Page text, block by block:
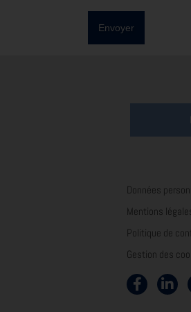
Envoyer
Données
Mentions
Politique de
Gestion des